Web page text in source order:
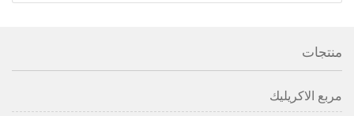
منتجات
مربع الاكريليك